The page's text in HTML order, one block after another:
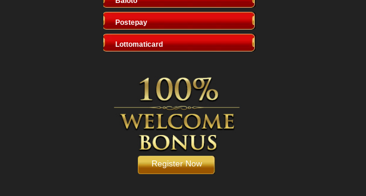
Postepay
Lottomaticard
Register Now